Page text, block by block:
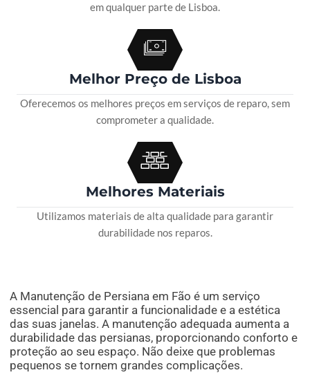
em qualquer parte de Lisboa.
Melhor Preço de Lisboa
Oferecemos os melhores preços em serviços de reparo, sem
comprometer a qualidade.
Melhores Materiais
Utilizamos materiais de alta qualidade para garantir
durabilidade nos reparos.
A Manutenção de Persiana em Fão é um serviço
essencial para garantir a funcionalidade e a estética
das suas janelas. A manutenção adequada aumenta a
durabilidade das persianas, proporcionando conforto e
proteção ao seu espaço. Não deixe que problemas
pequenos se tornem grandes complicações.